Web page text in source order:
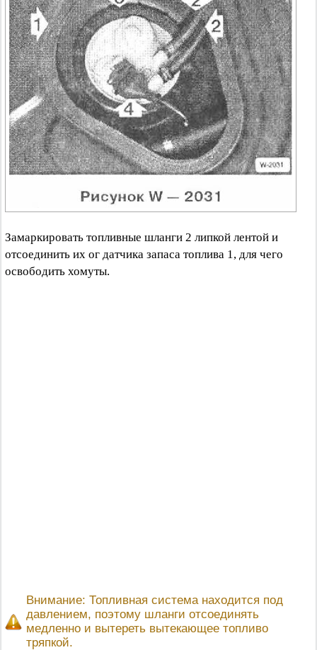
Замаркировать топливные шланги 2 липкой лентой и
отсоединить их ог датчика запаса топлива 1, для чего
освободить хомуты.
Внимание: Топливная система находится под
давлением, поэтому шланги отсоединять
медленно и вытереть вытекающее топливо
тряпкой.